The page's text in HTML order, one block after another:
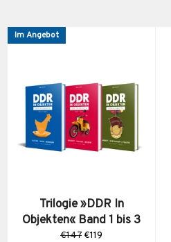
Trilogie »DDR In
Objekten« Band 1 bis 3
Normaler
€147 Sonderpreis
€119
Im Angebot